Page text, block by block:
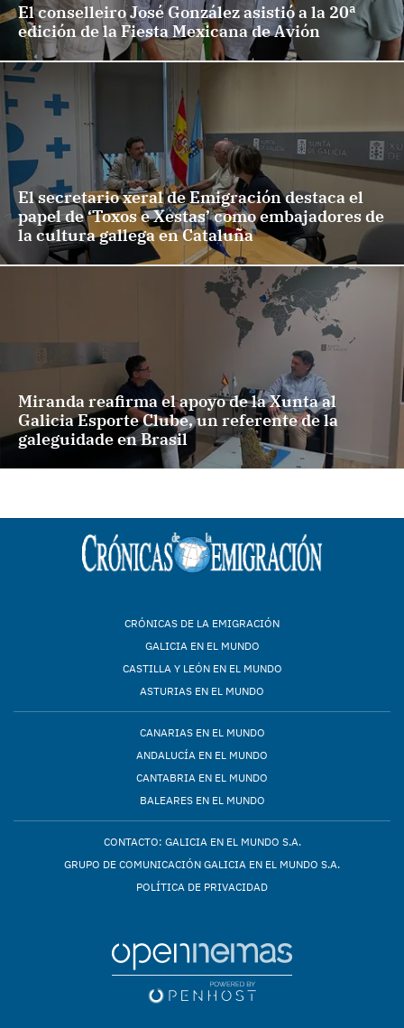
El conselleiro José González asistió a la 20ª
edición de la Fiesta Mexicana de Avión
El secretario xeral de Emigración destaca el
papel de ‘Toxos e Xestas’ como embajadores de
la cultura gallega en Cataluña
Miranda reafirma el apoyo de la Xunta al
Galicia Esporte Clube, un referente de la
galeguidade en Brasil
CRÓNICAS DE LA EMIGRACIÓN
GALICIA EN EL MUNDO
CASTILLA Y LEÓN EN EL MUNDO
ASTURIAS EN EL MUNDO
CANARIAS EN EL MUNDO
ANDALUCÍA EN EL MUNDO
CANTABRIA EN EL MUNDO
BALEARES EN EL MUNDO
CONTACTO: GALICIA EN EL MUNDO S.A.
GRUPO DE COMUNICACIÓN GALICIA EN EL MUNDO S.A.
POLÍTICA DE PRIVACIDAD